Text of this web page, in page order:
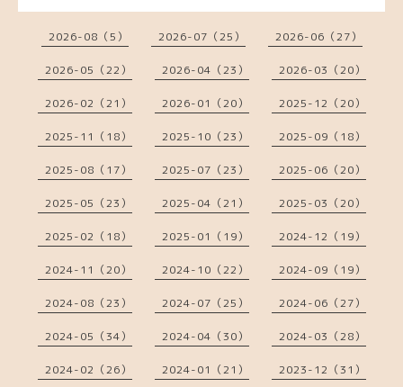
2026-08（5） 2026-07（25） 2026-06（27）
2026-05（22） 2026-04（23） 2026-03（20）
2026-02（21） 2026-01（20） 2025-12（20）
2025-11（18） 2025-10（23） 2025-09（18）
2025-08（17） 2025-07（23） 2025-06（20）
2025-05（23） 2025-04（21） 2025-03（20）
2025-02（18） 2025-01（19） 2024-12（19）
2024-11（20） 2024-10（22） 2024-09（19）
2024-08（23） 2024-07（25） 2024-06（27）
2024-05（34） 2024-04（30） 2024-03（28）
2024-02（26） 2024-01（21） 2023-12（31）